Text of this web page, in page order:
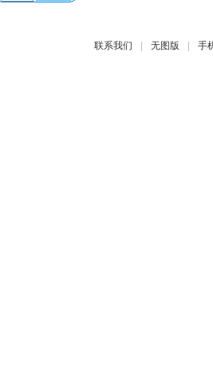
联系我们 | 无图版 | 手